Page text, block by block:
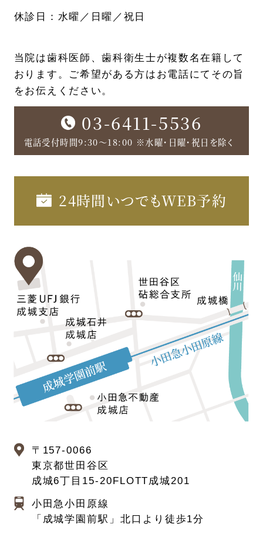
休診日：水曜／日曜／祝日
当院は歯科医師、歯科衛生士が複数名在籍して
おります。ご希望がある方はお電話にてその旨
をお伝えください。
03-6411-5536
電話受付時間9:30〜18:00 ※水曜・日曜・祝日を除く
24時間いつでもWEB予約
〒157-0066
東京都世田谷区
成城6丁目15-20FLOTT成城201
小田急小田原線
「成城学園前駅」北口より徒歩1分